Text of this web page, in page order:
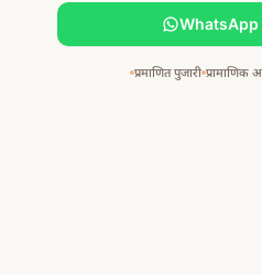
WhatsApp
प्रमाणित पुजारी प्रामाणिक